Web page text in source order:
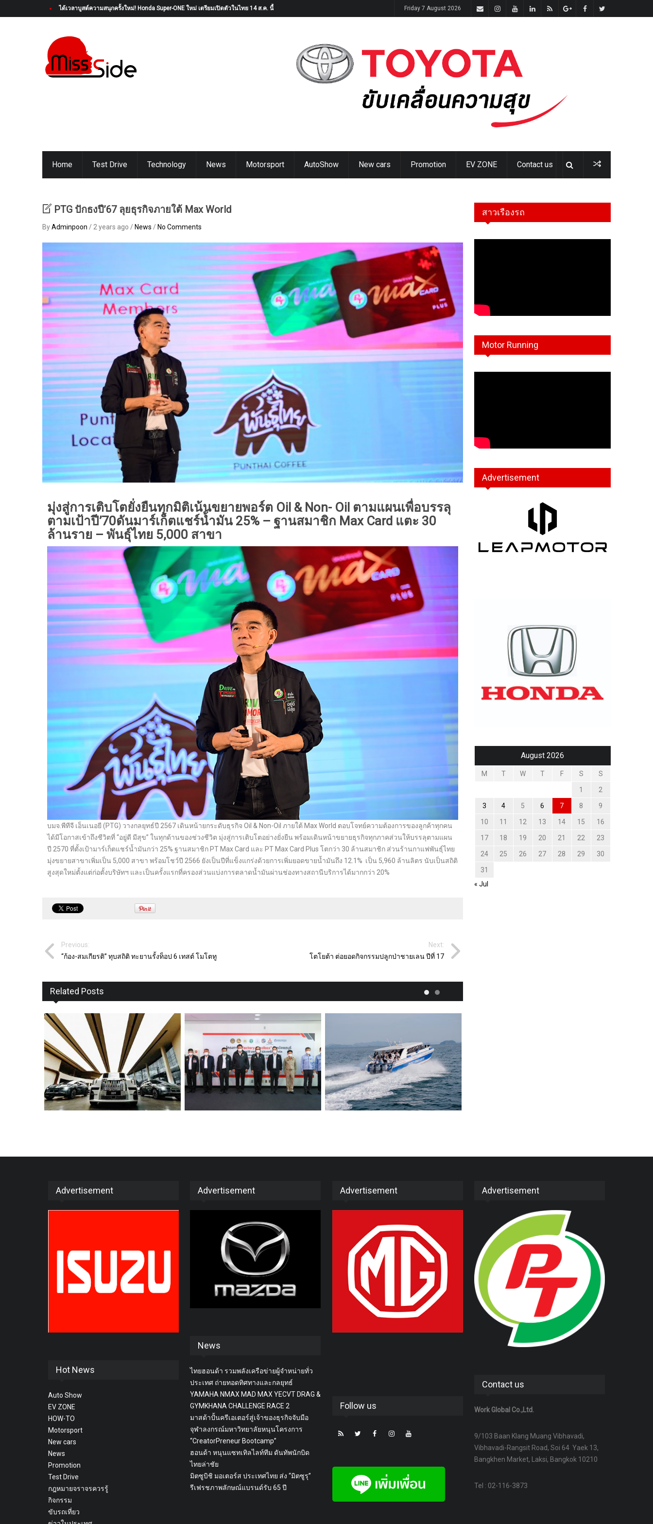
GWM เปิดตัว “MY WEY” คอมมูนิตี้เอกสิทธิ์สำหรับเจ้าของ WEY G9 Friday 7 August 2026
Home Test Drive Technology News Motorsport AutoShow New cars Promotion EV ZONE Contact us
PTG ปักธงปี’67 ลุยธุรกิจภายใต้ Max World
ByAdminpoon / 2 years ago / News / No Comments
มุ่งสู่การเติบโตยั่งยืนทุกมิติเน้นขยายพอร์ต Oil & Non- Oil ตามแผนเพื่อบรรลุ
ตามเป้าปี’70ดันมาร์เก็ตแชร์น้ำมัน 25% – ฐานสมาชิก Max Card แตะ 30
ล้านราย – พันธุ์ไทย 5,000 สาขา
บมจ.พีทีจี เอ็นเนอยี (PTG) วางกลยุทธ์ปี 2567 เดินหน้ายกระดับธุรกิจ Oil & Non-Oil ภายใต้ Max World ตอบโจทย์ความต้องการของลูกค้าทุกคน
ได้มีโอกาสเข้าถึงชีวิตที่ “อยู่ดี มีสุข” ในทุกด้านของช่วงชีวิต มุ่งสู่การเติบโตอย่างยั่งยืน พร้อมเดินหน้าขยายธุรกิจทุกภาคส่วนให้บรรลุตามแผน
ปี 2570 ที่ตั้งเป้ามาร์เก็ตแชร์น้ำมันกว่า 25% ฐานสมาชิก PT Max Card และ PT Max Card Plus โตกว่า 30 ล้านสมาชิก ส่วนร้านกาแฟพันธุ์ไทย
มุ่งขยายสาขาเพิ่มเป็น 5,000 สาขา พร้อมโชว์ปี 2566 ยังเป็นปีที่แข็งแกร่งด้วยการเพิ่มยอดขายน้ำมันถึง 12.1% เป็น 5,960 ล้านลิตร นับเป็นสถิติ
สูงสุดใหม่ตั้งแต่ก่อตั้งบริษัทฯ และเป็นครั้งแรกที่ครองส่วนแบ่งการตลาดน้ำมันผ่านช่องทางสถานีบริการได้มากกว่า 20%
Previous:
“ก้อง-สมเกียรติ” ทุบสถิติ ทะยานรั้งท็อป 6 เทสต์ โมโตทู
Next:
โตโยต้า ต่อยอดกิจกรรมปลูกป่าชายเลน ปีที่ 17
Related Posts
สาวเรืองรถ
Motor Running
Advertisement
August 2026
M T W T F S S
1 2
3 4 5 6 7 8 9
10 11 12 13 14 15 16
17 18 19 20 21 22 23
24 25 26 27 28 29 30
31
« Jul
Advertisement
Hot News
Auto Show
EV ZONE
HOW-TO
Motorsport
New cars
News
Promotion
Test Drive
กฎหมายจราจรควรรู้
กิจกรรม
ขับรถเที่ยว
Advertisement
News
ไทยฮอนด้า รวมพลังเครือข่ายผู้จำหน่ายทั่ว
ประเทศ ถ่ายทอดทิศทางและกลยุทธ์
YAMAHA NMAX MAD MAX YECVT DRAG &
GYMKHANA CHALLENGE RACE 2
มาสด้าปั้นครีเอเตอร์สู่เจ้าของธุรกิจจับมือ
จุฬาลงกรณ์มหาวิทยาลัยหนุนโครงการ
“CreatorPreneur Bootcamp”
ฮอนด้า หนุนแซทเทิลไลท์ทีม ดันทัพนักบิด
ไทยล่าชัย
มิตซูบิชิ มอเตอร์ส ประเทศไทย ส่ง “มิตซูรุ”
รีเฟรชภาพลักษณ์แบรนด์รับ 65 ปี
Advertisement
Follow us
Advertisement
Contact us
Work Global Co.,Ltd.
9/103 Baan Klang Muang Vibhavadi,
Vibhavadi-Rangsit Road, Soi 64 Yaek 13,
Bangkhen Market, Laksi, Bangkok 10210
Tel : 02-116-3873